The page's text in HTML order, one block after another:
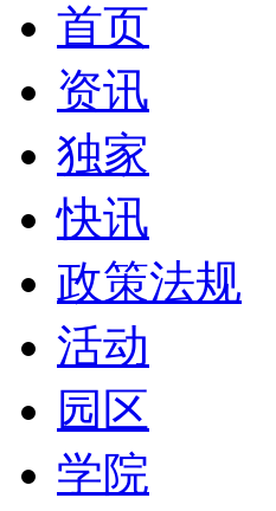
首页
资讯
独家
快讯
政策法规
活动
园区
学院